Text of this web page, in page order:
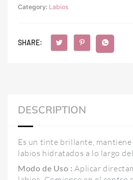
Category: Labios
SHARE:
DESCRIPTION
Es un tinte brillante,
labios hidratados a lo largo
Modo de Uso : Aplicar